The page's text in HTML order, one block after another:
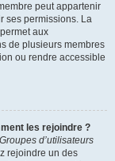
peut appartenir
ses permissions. La
aux
de plusieurs membres
ou rendre accessible
les rejoindre ?
Groupes d’utilisateurs
rejoindre un des